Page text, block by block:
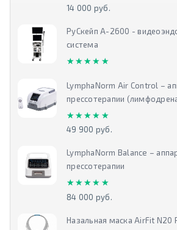
14 000 руб.
РуСкейп А-2600 -
система
★★★★★
★★★★★
LymphaNorm Air Control –
прессотерапии
★★★★★
★★★★★
49 900 руб.
LymphaNorm Balance –
прессотерапии
★★★★★
★★★★★
84 000 руб.
Назальная маска AirFit N20